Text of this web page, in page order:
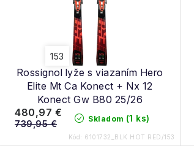
Rossignol lyže s viazaním Hero
Elite Mt Ca Konect + Nx 12
Konect Gw B80 25/26
153
Skladom (1 ks)
480,97 €
739,95 €
Kód: 6101732_BLK HOT RED/153